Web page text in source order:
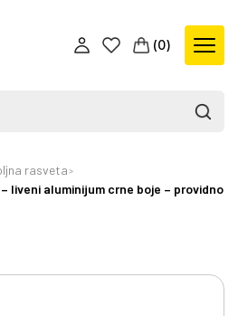
(0)
rasveta
liveni aluminijum crne boje – providno